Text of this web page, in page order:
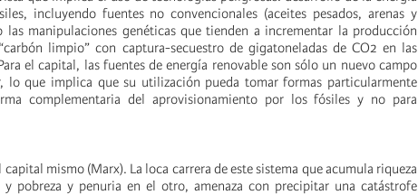
incluyendo fuentes no convencionales (aceites pesados, arenas y
las manipulaciones genéticas que tienden a incrementar la producción
limpio” con captura-secuestro de gigatoneladas de CO2 en las
el capital, las fuentes de energía renovable son sólo un nuevo campo
lo que implica que su utilización pueda tomar formas particularmente
complementaria del aprovisionamiento por los fósiles y no para
mismo (Marx). La loca carrera de este sistema que acumula riqueza
pobreza y penuria en el otro, amenaza con precipitar una catástrofe